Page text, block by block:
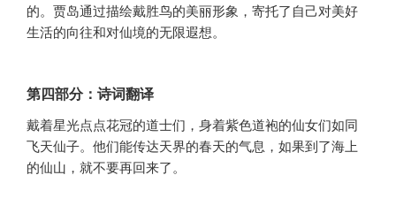
的。贾岛通过描绘戴胜鸟的美丽形象，寄托了自己对美好
生活的向往和对仙境的无限遐想。
第四部分：诗词翻译
戴着星光点点花冠的道士们，身着紫色道袍的仙女们如同
飞天仙子。他们能传达天界的春天的气息，如果到了海上
的仙山，就不要再回来了。